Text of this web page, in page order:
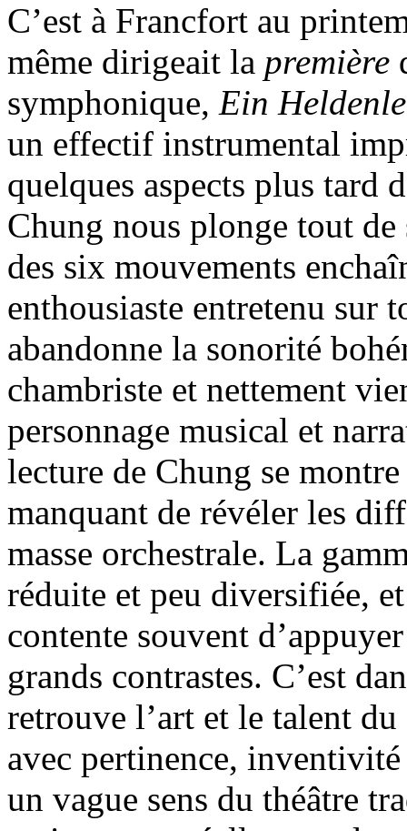
C’est à Francfort au
même dirigeait la première
symphonique, Ein
un effectif instrumental
quelques aspects plus tard
Chung nous plonge tout
des six mouvements
enthousiaste entretenu sur
abandonne la sonorité
chambriste et nettement
personnage musical et
lecture de Chung se
manquant de révéler les
masse orchestrale. La
réduite et peu diversifiée,
contente souvent
grands contrastes. C’est
retrouve l’art et le talent
avec pertinence,
un vague sens du théâtre